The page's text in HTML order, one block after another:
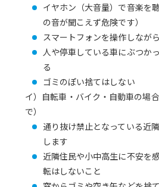
イヤホン（大音量）で音楽を
の音が聞こえず危険です）
スマートフォンを操作しなが
人や停車している車にぶつか
る
ゴミのぽい捨てはしない
イ）自転車・バイク・自動車の場
で）
通り抜け禁止となっている近
します
近隣住民や小中高生に不安を
転はしないこと